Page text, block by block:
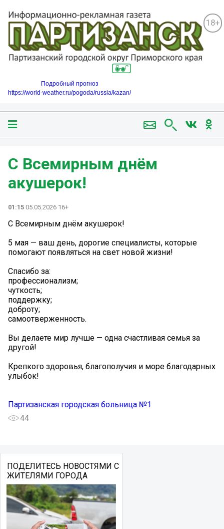
18+
Подробный прогноз
https://world-weather.ru/pogoda/russia/kazan/
С Всемирным днём
акушерок!
01:15 05.05.2026 16+
С Всемирным днём акушерок!
5 мая — ваш день, дорогие специалисты, которые
помогают появляться на свет новой жизни!
Спасибо за:
профессионализм;
чуткость;
поддержку;
доброту;
самоотверженность.
Вы делаете мир лучше — одна счастливая семья за
другой! ️
Крепкого здоровья, благополучия и море благодарных
улыбок!
Партизанская городская больница №1
44
ПОДЕЛИТЕСЬ НОВОСТЯМИ С
ЖИТЕЛЯМИ ГОРОДА